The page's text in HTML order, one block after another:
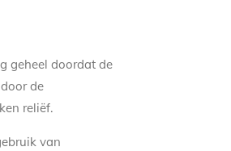
geheel doordat de
de
reliëf.
van